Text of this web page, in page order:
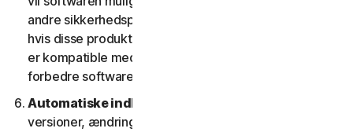
andre sikkerhedsprodukter/-tjenester eller dele heraf,
hvis disse produkter/tjenester eller dele af dem ikke
er kompatible med softwaren eller med henblik på at
forbedre softwarens overordnede funktionalitet.
Automatiske indholdsopdateringer.
versioner, ændringer, opdateringer, forbedringer eller